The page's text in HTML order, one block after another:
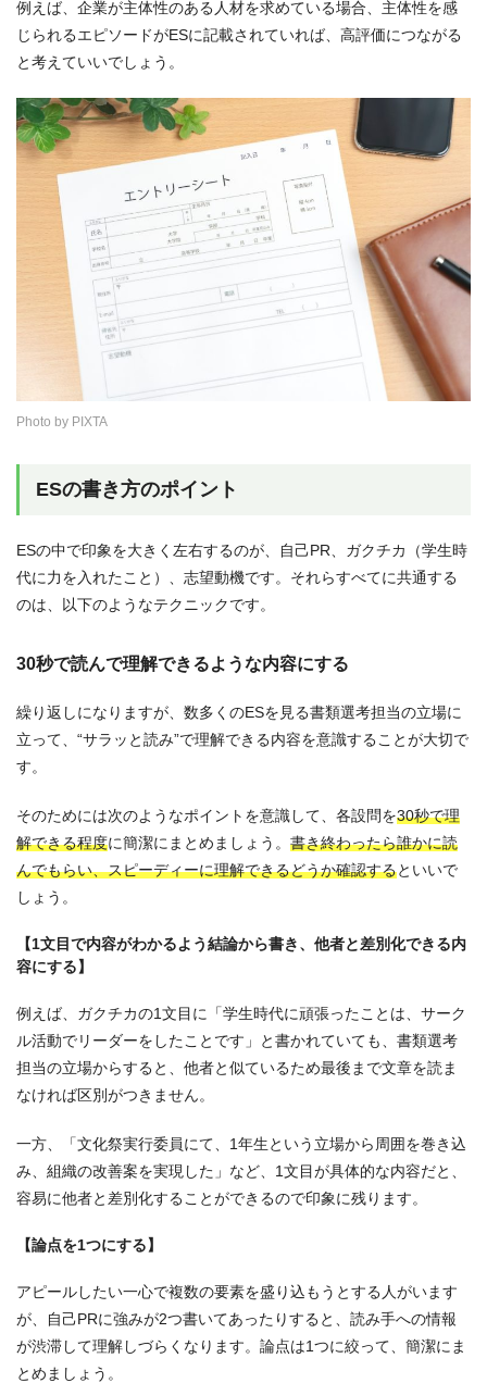
例えば、企業が主体性のある人材を求めている場合、主体性を感
じられるエピソードがESに記載されていれば、高評価につながる
と考えていいでしょう。
Photo by PIXTA
ESの書き方のポイント
ESの中で印象を大きく左右するのが、自己PR、ガクチカ（学生時
代に力を入れたこと）、志望動機です。それらすべてに共通する
のは、以下のようなテクニックです。
30秒で読んで理解できるような内容にする
繰り返しになりますが、数多くのESを見る書類選考担当の立場に
立って、“サラッと読み”で理解できる内容を意識することが大切で
す。
そのためには次のようなポイントを意識して、各設問を30秒で理
解できる程度に簡潔にまとめましょう。 書き終わったら誰かに読
んでもらい、スピーディーに理解できるどうか確認するといいで
しょう。
【1文目で内容がわかるよう結論から書き、他者と差別化できる内
容にする】
例えば、ガクチカの1文目に「学生時代に頑張ったことは、サーク
ル活動でリーダーをしたことです」と書かれていても、書類選考
担当の立場からすると、他者と似ているため最後まで文章を読ま
なければ区別がつきません。
一方、「文化祭実行委員にて、1年生という立場から周囲を巻き込
み、組織の改善案を実現した」など、1文目が具体的な内容だと、
容易に他者と差別化することができるので印象に残ります。
【論点を1つにする】
アピールしたい一心で複数の要素を盛り込もうとする人がいます
が、自己PRに強みが2つ書いてあったりすると、読み手への情報
が渋滞して理解しづらくなります。論点は1つに絞って、簡潔にま
とめましょう。